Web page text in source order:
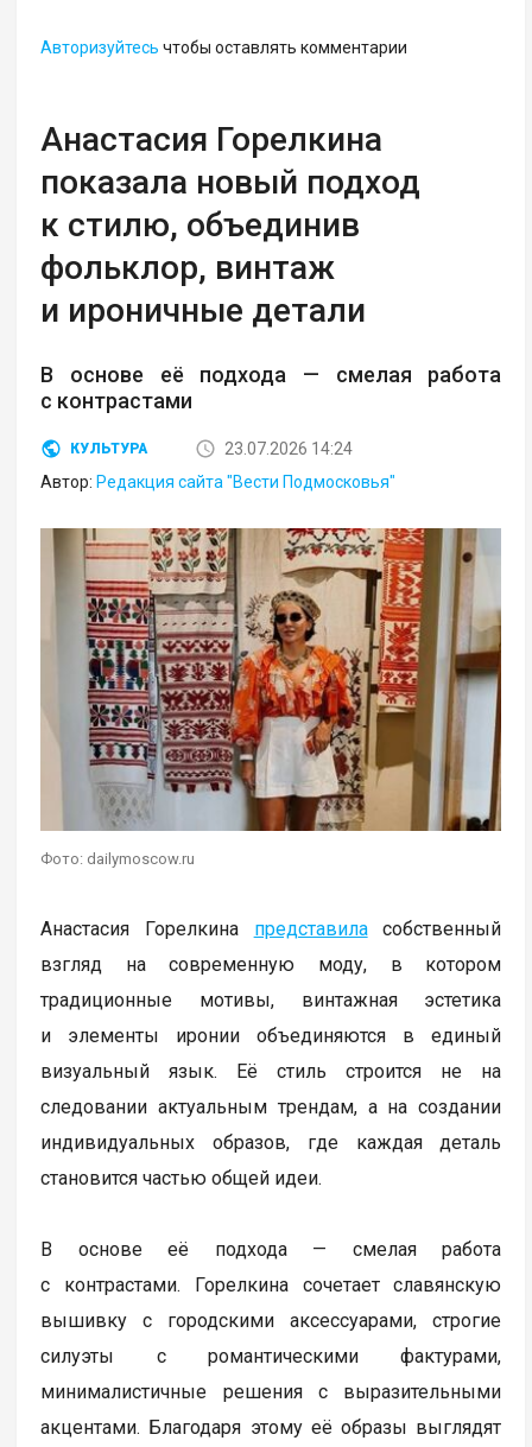
Авторизуйтесь чтобы оставлять комментарии
Анастасия Горелкина
показала новый подход
к стилю, объединив
фольклор, винтаж
и ироничные детали
В основе её подхода — смелая работа
с контрастами
КУЛЬТУРА
23.07.2026 14:24
Автор: Редакция сайта "Вести Подмосковья"
Фото: dailymoscow.ru
Анастасия Горелкина представиласобственный
взгляд на современную моду, в котором
традиционные мотивы, винтажная эстетика
и элементы иронии объединяются в единый
визуальный язык. Её стиль строится не на
следовании актуальным трендам, а на создании
индивидуальных образов, где каждая деталь
становится частью общей идеи.
В основе её подхода — смелая работа
с контрастами. Горелкина сочетает славянскую
вышивку с городскими аксессуарами, строгие
силуэты с романтическими фактурами,
минималистичные решения с выразительными
акцентами. Благодаря этому её образы выглядят